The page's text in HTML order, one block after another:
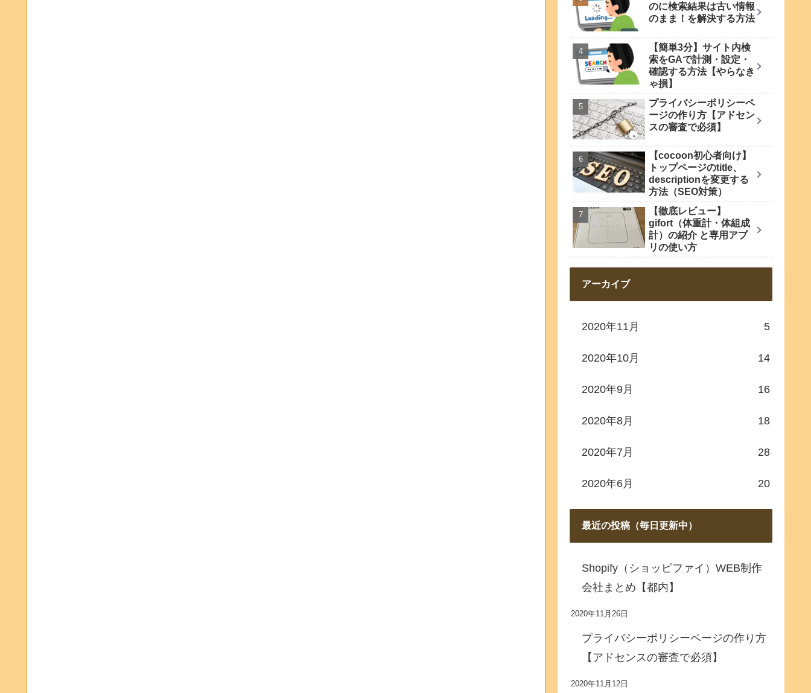
のに検索結果は古い情報
のまま！を解決する方法
【簡単3分】サイト内検
索をGAで計測・設定・
確認する方法【やらなき
ゃ損】
プライバシーポリシーペ
ージの作り方【アドセン
スの審査で必須】
【cocoon初心者向け】
トップページのtitle、
descriptionを変更する
方法（SEO対策）
【徹底レビュー】
gifort（体重計・体組成
計）の紹介 と専用アプ
リの使い方
アーカイブ
2020年11月 5
2020年10月 14
2020年9月 16
2020年8月 18
2020年7月 28
2020年6月 20
最近の投稿（毎日更新中）
Shopify（ショッピファイ）WEB制作
会社まとめ【都内】
2020年11月26日
プライバシーポリシーページの作り方
【アドセンスの審査で必須】
2020年11月12日